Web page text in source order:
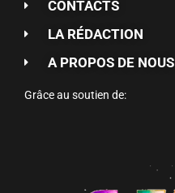
CONTACTS
LA RÉDACTION
A PROPOS DE NOUS
Grâce au soutien de: